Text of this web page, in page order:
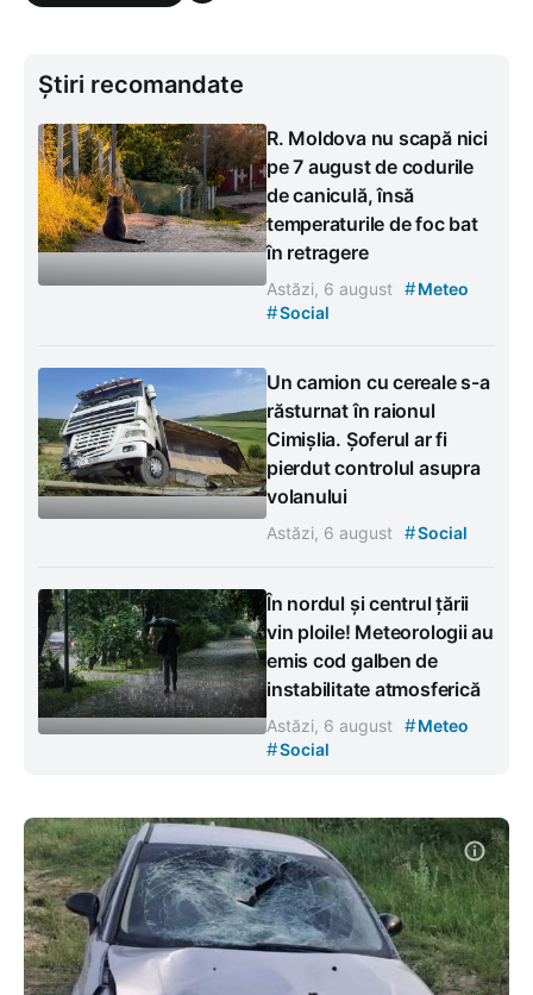
Știri recomandate
R. Moldova nu scapă nici
pe 7 august de codurile
de caniculă, însă
temperaturile de foc bat
în retragere
Astăzi, 6 august #Meteo
#Social
Un camion cu cereale s-a
răsturnat în raionul
Cimișlia. Șoferul ar fi
pierdut controlul asupra
volanului
Astăzi, 6 august #Social
În nordul și centrul țării
vin ploile! Meteorologii au
emis cod galben de
instabilitate atmosferică
Astăzi, 6 august #Meteo
#Social